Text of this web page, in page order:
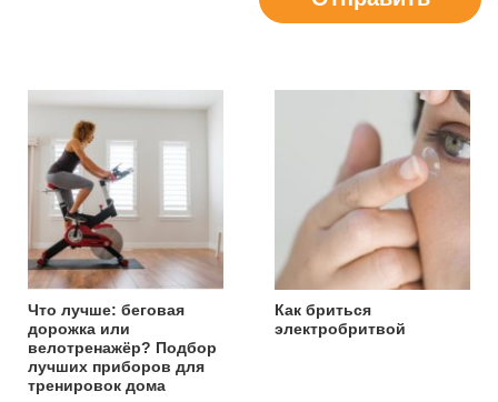
Что лучше: беговая
дорожка или
велотренажёр? Подбор
лучших приборов для
тренировок дома
Как бриться
электробритвой